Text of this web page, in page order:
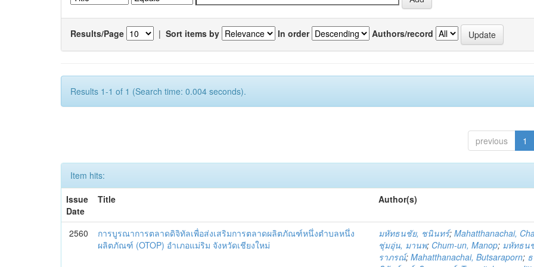
Results/Page | Sort items by In order Authors/record
Results 1-1 of 1 (Search time: 0.004 seconds).
previous 1
Item hits:
Issue
Date
Title Author(s)
2560
การบูรณาการตลาดดิจิทัลเพื่อส่งเสริมการตลาดผลิตภัณฑ์หนึ่งตำบลหนึ่ง
ผลิตภัณฑ์ (OTOP) อำเภอแม่ริม จังหวัดเชียงใหม่
มหัทธนชัย, ชนินทร์;Mahatthanachai,
ชุ่มอุ่น, มานพ; Chum-un, Manop; มหัทธน
ราภรณ์;Mahatthanachai, Butsaraporn;